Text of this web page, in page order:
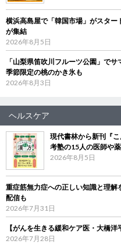
横浜高島屋で「韓国市場」がスタ
が集結
2026年8月5日
「山梨県笛吹川フルーツ公園」で
季節限定の桃のかき氷も
2026年8月3日
ヘルスケア
現代書林から新刊『
考塾の15人の医師や
2026年8月5日
重症筋無力症への正しい知識と理
配信も
2026年7月31日
【がんを生きる緩和ケア医・大橋
2026年7月28日